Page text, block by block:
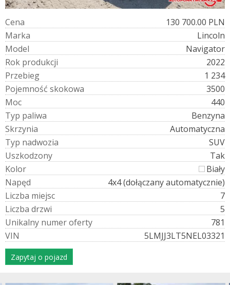
Cena
130 700.00 PLN
Marka
Lincoln
Model
Navigator
Rok produkcji
2022
Przebieg
1 234
Pojemność skokowa
3500
Moc
440
Typ paliwa
Benzyna
Skrzynia
Automatyczna
Typ nadwozia
SUV
Uszkodzony
Tak
Kolor
Biały
Napęd
4x4 (dołączany automatycznie)
Liczba miejsc
7
Liczba drzwi
5
Unikalny numeroferty
781
VIN 5LMJJ3LT5NEL03321
Zapytaj o pojazd